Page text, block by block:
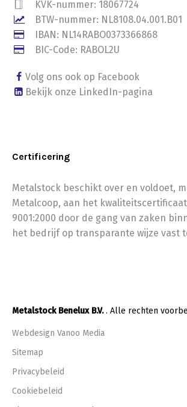
KVK-nummer: 18067724
BTW-nummer: NL8108.04.001.B01
IBAN: NL14RABO0373366868
BIC-Code: RABOL2U
Volg ons ook op Facebook
Bekijk onze LinkedIn-pagina
Certificering
Metalstock beschikt over en voldoet,
Metalcoop, aan het
9001:2000 door de gang van zaken
het bedrijf op transparante wijze vast
Metalstock Benelux B.V.. Alle rechten
Webdesign Vanoo Media
Sitemap
Privacybeleid
Cookiebeleid